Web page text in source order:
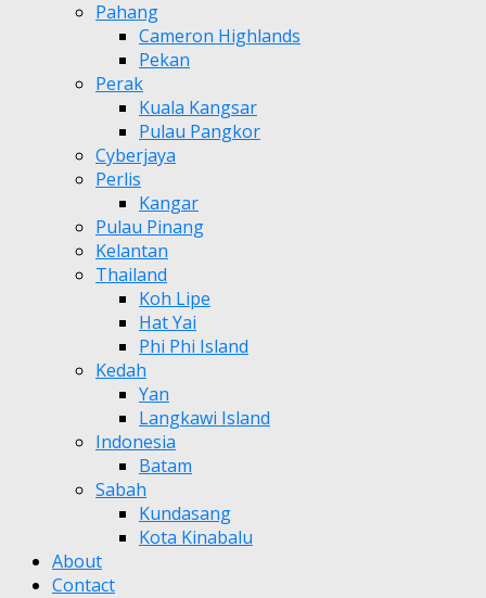
Pahang
Cameron Highlands
Pekan
Perak
Kuala Kangsar
Pulau Pangkor
Cyberjaya
Perlis
Kangar
Pulau Pinang
Kelantan
Thailand
Koh Lipe
Hat Yai
Phi Phi Island
Kedah
Yan
Langkawi Island
Indonesia
Batam
Sabah
Kundasang
Kota Kinabalu
About
Contact